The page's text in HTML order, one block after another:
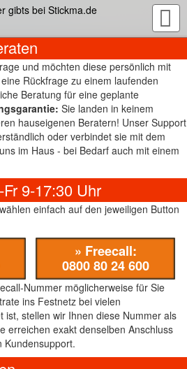
und möchten diese persönlich mit
Rückfrage zu einem laufenden
Beratung für eine geplante
Sie landen in keinem
hauseigenen Beratern! Unser Support
oder verbindet sie mit dem
im Haus - bei Bedarf auch mit einem
9-17:30 Uhr
einfach auf den jeweiligen Button
» Freecall:
0800 80 24 600
Nummer möglicherweise für Sie
ins Festnetz bei vielen
ist, stellen wir Ihnen diese Nummer als
erreichen exakt denselben Anschluss
Kundensupport.